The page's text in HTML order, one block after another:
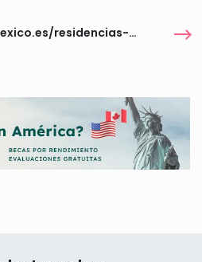
https://becas.casademexico.es/residencias-artisticas/